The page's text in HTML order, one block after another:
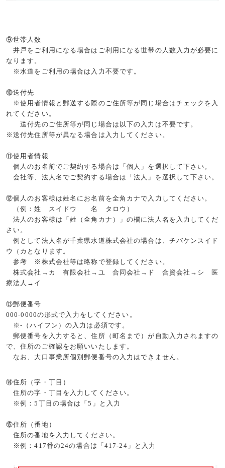
⑨世帯人数
井戸をご利用になる場合はご利用になる世帯の人数入力が必要に
なります。
※水道をご利用の場合は入力不要です。
⑩送付先
※使用者情報と郵送する際のご住所等が同じ場合はチェックを入
れてください。
送付先のご住所等が同じ場合は以下の入力は不要です。
※送付先住所等が異なる場合は入力してください。
⑪使用者情報
個人のお名前でご契約する場合は「個人」を選択して下さい。
会社等、法人名でご契約する場合は「法人」を選択して下さい。
⑫個人のお客様は姓名にお名前を全角カナで入力してください。
（例：姓 スイドウ 名 タロウ）
法人のお客様は「姓（全角カナ）」の欄に法人名を入力してくだ
さい。
例として法人名が千葉県水道株式会社の場合は、チバケンスイド
ウ（カとなります。
参考 ※株式会社等は略称で登録してください。
株式会社→カ 有限会社→ユ 合同会社→ド 合資会社→シ 医
療法人→イ
⑬郵便番号
000-0000の形式で入力をしてください。
※- （ハイフン）の入力は必須です。
郵便番号を入力すると、住所（町名まで）が自動入力されますの
で、住所のご確認をお願いいたします。
なお、大口事業所個別郵便番号の入力はできません。
⑭住所（字・丁目）
住所の字・丁目を入力してください。
※例：5 丁目の場合は「5 」と入力
⑮住所（番地）
住所の番地を入力してください。
※例：417番の24の場合は「417-24 」と入力